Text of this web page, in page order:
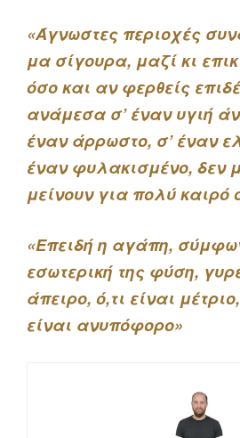
«Άγνωστες περιοχές
μα σίγουρα, μαζί κι
όσο και αν φερθείς
ανάμεσα σ’ έναν υγιή
έναν άρρωστο, σ’ έναν
έναν φυλακισμένο, δεν
μείνουν για πολύ καιρό
«Επειδή η αγάπη,
εσωτερική της φύση,
άπειρο, ό,τι είναι
είναι ανυπόφορο»